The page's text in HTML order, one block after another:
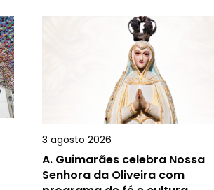
3 agosto 2026
A. Guimarães celebra Nossa
Senhora da Oliveira com